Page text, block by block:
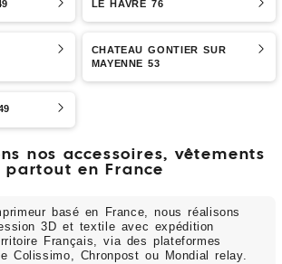
LE HAVRE 76
CHATEAU GONTIER SUR
MAYENNE 53
nos accessoires, vêtements
en France
basé en France, nous réalisons
3D et textile avec expédition
Français, via des plateformes
Colissimo, Chronpost ou Mondial relay.